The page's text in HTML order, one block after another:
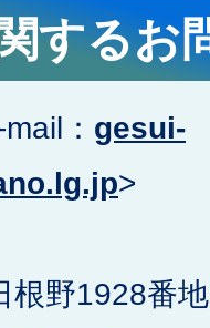
するお
： gesui-
>
根野1928番地